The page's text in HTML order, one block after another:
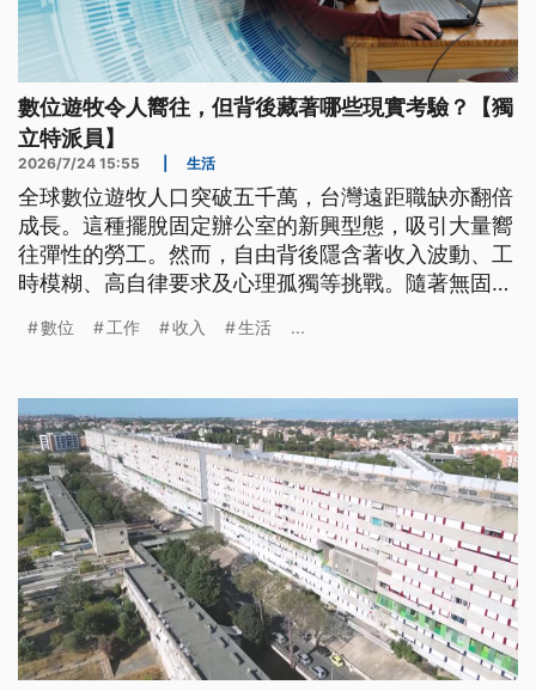
數位遊牧令人嚮往，但背後藏著哪些現實考驗？【獨
立特派員】
2026/7/24 15:55 生活
全球數位遊牧人口突破五千萬，台灣遠距職缺亦翻倍
成長。這種擺脫固定辦公室的新興型態，吸引大量嚮
往彈性的勞工。然而，自由背後隱含著收入波動、工
時模糊、高自律要求及心理孤獨等挑戰。隨著無固定
驗，社會亟需建立相應支持體系，以因應職場結構轉
數位 工作 收入 生活 ...